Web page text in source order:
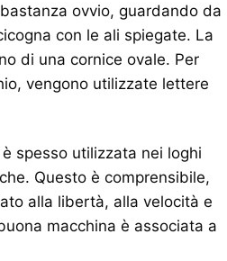
ovvio, guardando da
con le ali spiegate. La
di una cornice ovale. Per
vengono utilizzate lettere
spesso utilizzata nei loghi
Questo è comprensibile,
alla libertà, alla velocità e
macchina è associata a